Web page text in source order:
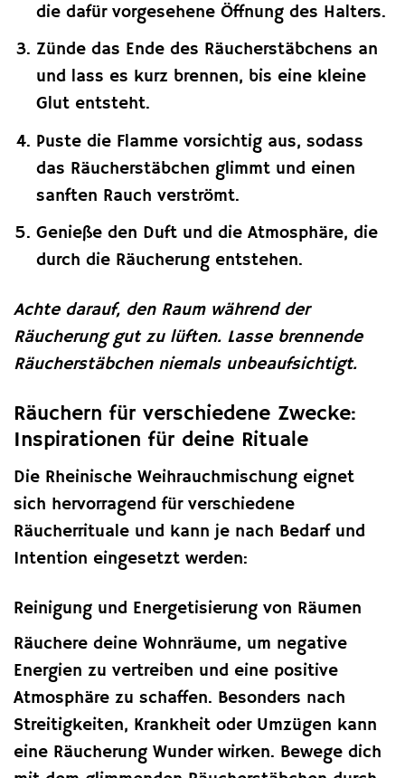
die dafür vorgesehene Öffnung des Halters.
Zünde das Ende des Räucherstäbchens an
und lass es kurz brennen, bis eine kleine
Glut entsteht.
Puste die Flamme vorsichtig aus, sodass
das Räucherstäbchen glimmt und einen
sanften Rauch verströmt.
Genieße den Duft und die Atmosphäre, die
durch die Räucherung entstehen.
Achte darauf, den Raum während der
Räucherung gut zu lüften. Lasse brennende
Räucherstäbchen niemals unbeaufsichtigt.
Räuchern für verschiedene Zwecke:
Inspirationen für deine Rituale
Die Rheinische Weihrauchmischung eignet
sich hervorragend für verschiedene
Räucherrituale und kann je nach Bedarf und
Intention eingesetzt werden:
Reinigung und Energetisierung von Räumen
Räuchere deine Wohnräume, um negative
Energien zu vertreiben und eine positive
Atmosphäre zu schaffen. Besonders nach
Streitigkeiten, Krankheit oder Umzügen kann
eine Räucherung Wunder wirken. Bewege dich